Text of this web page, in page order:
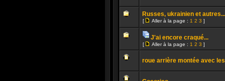
Aucun
message
non
Aucun
message
non
Russes, ukrainien et autres...
[
la
page
Aller à la page : 1 2 3 ]
Aucun
non
Pièces
jointes
J'ai encore craqué...
[
Aller
la
Aller à la page : 1 2 3 ]
Aucun
roue arrière montée avec